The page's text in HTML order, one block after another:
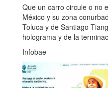
Que un carro circule o no
México y su zona
Toluca y de Santiago
holograma y de la
Infobae